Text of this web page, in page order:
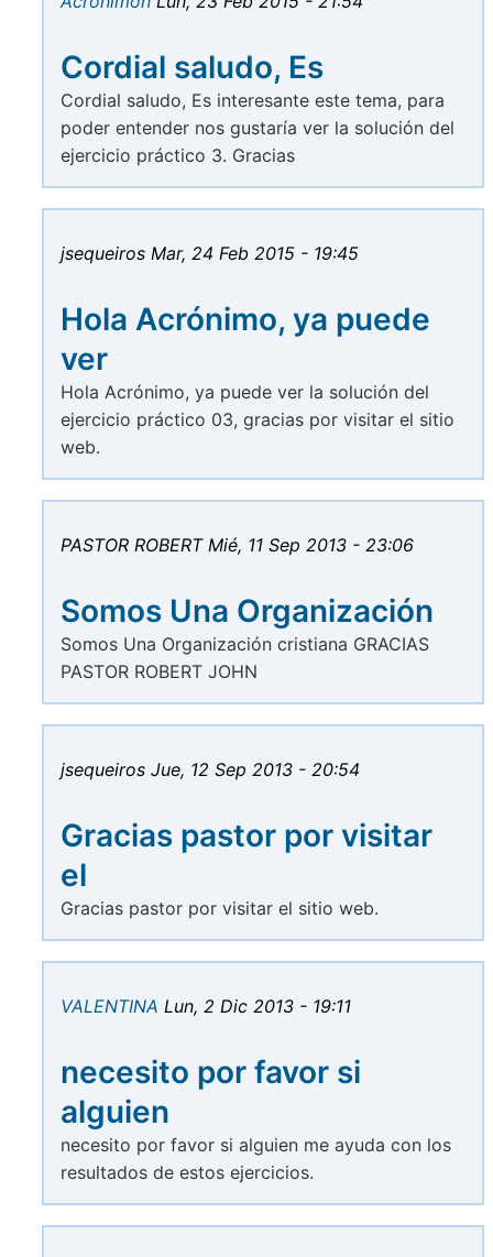
Cordial saludo, Es
Cordial saludo, Es interesante este tema, para
poder entender nos gustaría ver la solución del
ejercicio práctico 3. Gracias
jsequeiros Mar, 24 Feb 2015 - 19:45
Hola Acrónimo, ya puede
ver
Hola Acrónimo, ya puede ver la solución del
ejercicio práctico 03, gracias por visitar el sitio
web.
PASTOR ROBERT Mié, 11 Sep 2013 - 23:06
Somos Una Organización
Somos Una Organización cristiana GRACIAS
PASTOR ROBERT JOHN
jsequeiros Jue, 12 Sep 2013 - 20:54
Gracias pastor por visitar
el
Gracias pastor por visitar el sitio web.
VALENTINA Lun, 2 Dic 2013 - 19:11
necesito por favor si
alguien
necesito por favor si alguien me ayuda con los
resultados de estos ejercicios.